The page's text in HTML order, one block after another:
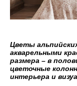
Цветы
акварельными
размера – в
цветочные
интерьера и